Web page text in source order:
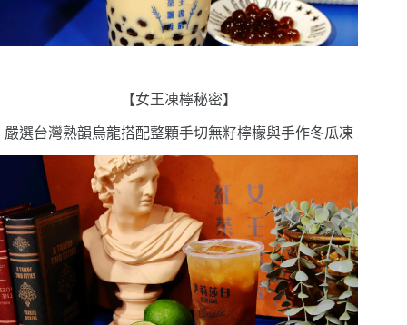
【女王凍檸秘密】
嚴選台灣熟韻烏龍搭配整顆手切無籽檸檬與手作冬瓜凍